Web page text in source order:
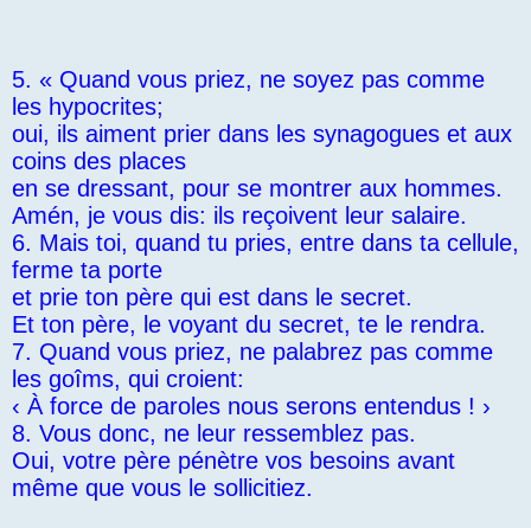
5. « Quand vous priez, ne soyez pas comme
les hypocrites;
oui, ils aiment prier dans les synagogues et aux
coins des places
en se dressant, pour se montrer aux hommes.
Amén, je vous dis: ils reçoivent leur salaire.
6. Mais toi, quand tu pries, entre dans ta cellule,
ferme ta porte
et prie ton père qui est dans le secret.
Et ton père, le voyant du secret, te le rendra.
7. Quand vous priez, ne palabrez pas comme
les goîms, qui croient:
‹ À force de paroles nous serons entendus ! ›
8. Vous donc, ne leur ressemblez pas.
Oui, votre père pénètre vos besoins avant
même que vous le sollicitiez.